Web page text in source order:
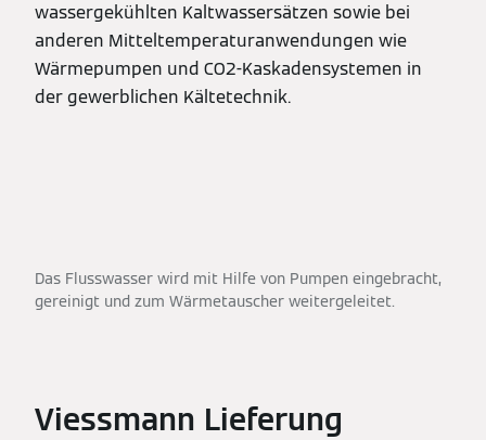
wassergekühlten Kaltwassersätzen sowie bei
anderen Mitteltemperaturanwendungen wie
Wärmepumpen und CO2-Kaskadensystemen in
der gewerblichen Kältetechnik.
Das Flusswasser wird mit Hilfe von Pumpen eingebracht,
gereinigt und zum Wärmetauscher weitergeleitet.
Viessmann Lieferung